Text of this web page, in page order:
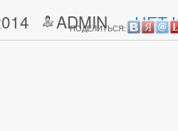
ADMIN НЕТ
ПОДЕЛИТЬСЯ: